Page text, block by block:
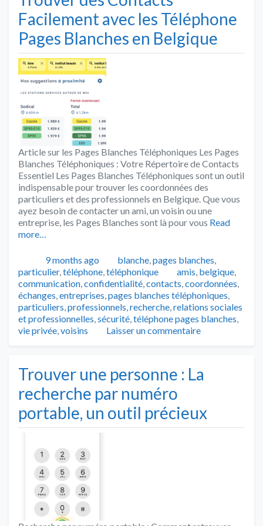
Facilement avec les Téléphone
Pages Blanches en Belgique
Article sur les Pages Blanches Téléphoniques Les Pages
Blanches Téléphoniques : Votre Répertoire de Contacts
Essentiel Les Pages Blanches Téléphoniques sont un outil
indispensable pour trouver les coordonnées des
particuliers et des professionnels en Belgique. Que vous
ayez besoin de contacter un ami, un voisin ou une
entreprise, les Pages Blanches sont là pour vous Read
more…
Publié9 months ago Catégories
blanche,pages blanches,
particulier,téléphone,téléphonique Tags
amis, belgique,
communication,confidentialité,contacts,coordonnées,
échanges,entreprises,pages blanches téléphoniques,
particuliers,professionnels,recherche,relations sociales
et professionnelles,sécurité,téléphone pages blanches,
vie privée,voisins Laisser un commentaire
Trouver une personne : La
recherche par numéro
portable, un outil précieux